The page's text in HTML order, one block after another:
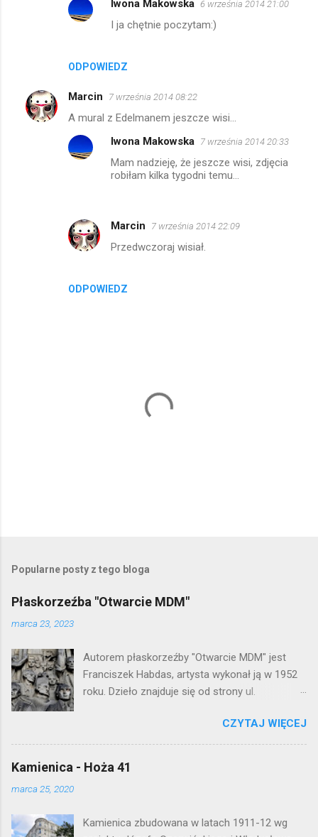
ODPOWIEDZ
Iwona Makowska 6 września 2014 21:00
I ja chętnie poczytam:)
Marcin 7 września 2014 08:22
A mural z Edelmanem jeszcze wisi...
ODPOWIEDZ
Iwona Makowska 7 września 2014 20:33
Mam nadzieję, że jeszcze wisi, zdjęcia
robiłam kilka tygodni temu...
Marcin 7 września 2014 22:09
Przedwczoraj wisiał.
e
i
j
o
m
e
n
t
a
Popularne posty z tego bloga
Płaskorzeźba "Otwarcie MDM"
marca 23, 2023
Autorem płaskorzeźby "Otwarcie MDM" jest
Franciszek Habdas, artysta wykonał ją w 1952
roku. Dzieło znajduje się od strony ul.
warszawskiej flagowej inwestycji
mieszkaniowej lat 50. Lokalizacja: Śródmieście
CZYTAJ WIĘCEJ
Kamienica - Hoża 41
marca 25, 2020
Kamienica zbudowana w latach 1911-12 wg